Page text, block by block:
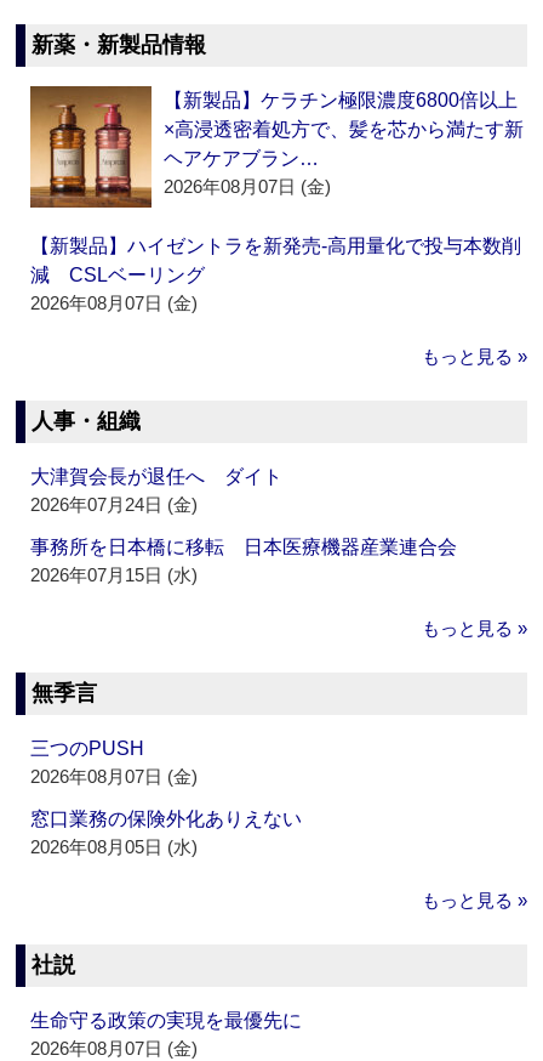
新薬・新製品情報
【新製品】ケラチン極限濃度6800倍以上
×高浸透密着処方で、髪を芯から満たす新
ヘアケアブラン…
2026年08月07日 (金)
【新製品】ハイゼントラを新発売‐高用量化で投与本数削
減 CSLベーリング
2026年08月07日 (金)
もっと見る »
人事・組織
大津賀会長が退任へ ダイト
2026年07月24日 (金)
事務所を日本橋に移転 日本医療機器産業連合会
2026年07月15日 (水)
もっと見る »
無季言
三つのPUSH
2026年08月07日 (金)
窓口業務の保険外化ありえない
2026年08月05日 (水)
もっと見る »
社説
生命守る政策の実現を最優先に
2026年08月07日 (金)